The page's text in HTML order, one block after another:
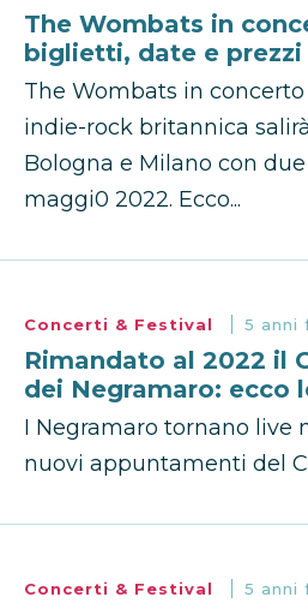
The Wombats in
biglietti, date e prezzi
The Wombats in
indie-rock britannica
Bologna e Milano con
maggi0 2022. Ecco...
Concerti & Festival 5 anni
Rimandato al 2022 il
dei Negramaro: ecco
I Negramaro tornano live
nuovi appuntamenti del
Concerti & Festival 5 anni